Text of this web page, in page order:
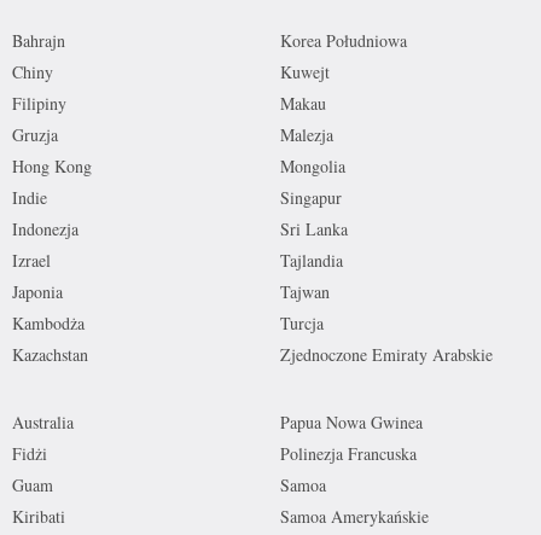
Bahrajn
Chiny
Filipiny
Gruzja
Hong Kong
Indie
Indonezja
Izrael
Japonia
Kambodża
Kazachstan
Korea Południowa
Kuwejt
Makau
Malezja
Mongolia
Singapur
Sri Lanka
Tajlandia
Tajwan
Turcja
Zjednoczone Emiraty Arabskie
Australia
Fidżi
Guam
Kiribati
Papua Nowa Gwinea
Polinezja Francuska
Samoa
Samoa Amerykańskie